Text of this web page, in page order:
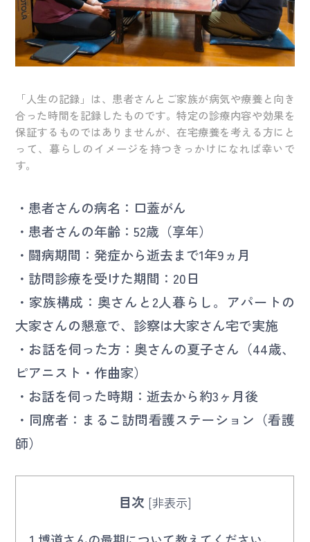
よくある質問 採用情報
お問い合わせ
「人生の記録」は、患者さんとご家族が病気や療養と向き
合った時間を記録したものです。特定の診療内容や効果を
保証するものではありませんが、在宅療養を考える方にと
って、暮らしのイメージを持つきっかけになれば幸いで
す。
・患者さんの病名：口蓋がん
・患者さんの年齢：52歳（享年）
・闘病期間：発症から逝去まで1年9ヵ月
・訪問診療を受けた期間：20日
・家族構成：奥さんと2人暮らし。アパートの
大家さんの懇意で、診察は大家さん宅で実施
・お話を伺った方：奥さんの夏子さん（44歳、
ピアニスト・作曲家）
・お話を伺った時期：逝去から約3ヶ月後
・同席者：まるこ訪問看護ステーション（看護
師）
目次 [非表示]